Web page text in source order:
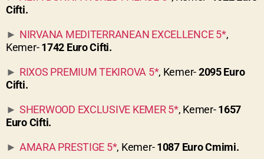
Cifti.
► NIRVANA MEDITERRANEAN EXCELLENCE 5*,
Kemer-1742 Euro Cifti.
► RIXOS PREMIUM TEKIROVA 5*, Kemer-2095 Euro
Cifti.
► SHERWOOD EXCLUSIVE KEMER 5*, Kemer-1657
Euro Cifti.
► AMARA PRESTIGE 5*, Kemer-1087 Euro Cmimi.